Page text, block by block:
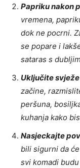
Papriku nakon
vremena,
dok ne pocrni.
se popare i
sataras s
Uključite
začine,
peršuna,
kuhanja kako
Nasjeckajte
bili sigurni da
svi komadi